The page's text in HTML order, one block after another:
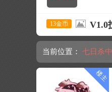
13金币 V1.0
当前位置： 七日杀